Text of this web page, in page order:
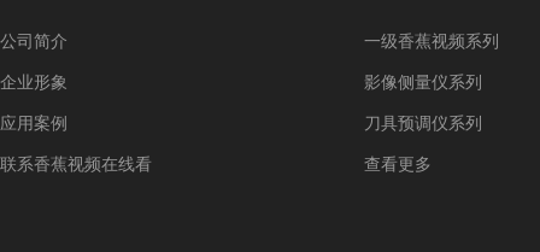
公司简介
企业形象
应用案例
联系香蕉视频在线看
一级香蕉视频系列
影像侧量仪系列
刀具预调仪系列
查看更多